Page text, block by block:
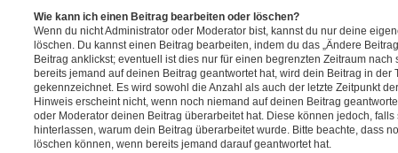
Wie kann ich einen Beitrag bearbeiten oder löschen?
Wenn du nicht Administrator oder Moderator bist, kannst du nur deine
löschen. Du kannst einen Beitrag bearbeiten, indem du das „Ändere
Beitrag anklickst; eventuell ist dies nur für einen begrenzten Zeitraum
bereits jemand auf deinen Beitrag geantwortet hat, wird dein Beitrag in der
gekennzeichnet. Es wird sowohl die Anzahl als auch der letzte Zeitpunkt
Hinweis erscheint nicht, wenn noch niemand auf deinen Beitrag
oder Moderator deinen Beitrag überarbeitet hat. Diese können jedoch,
hinterlassen, warum dein Beitrag überarbeitet wurde. Bitte beachte, dass
löschen können, wenn bereits jemand darauf geantwortet hat.